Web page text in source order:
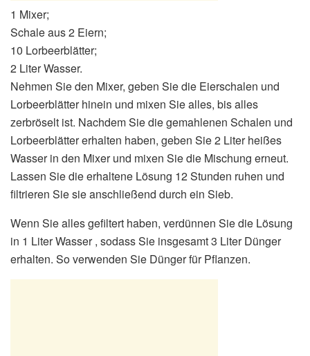
1 Mixer;
Schale aus 2 Eiern;
10 Lorbeerblätter;
2 Liter Wasser.
Nehmen Sie den Mixer, geben Sie die Eierschalen und
Lorbeerblätter hinein und mixen Sie alles, bis alles
zerbröselt ist. Nachdem Sie die gemahlenen Schalen und
Lorbeerblätter erhalten haben, geben Sie 2 Liter heißes
Wasser in den Mixer und mixen Sie die Mischung erneut.
Lassen Sie die erhaltene Lösung 12 Stunden ruhen und
filtrieren Sie sie anschließend durch ein Sieb.
Wenn Sie alles gefiltert haben, verdünnen Sie die Lösung
in 1 Liter Wasser , sodass Sie insgesamt 3 Liter Dünger
erhalten. So verwenden Sie Dünger für Pflanzen.